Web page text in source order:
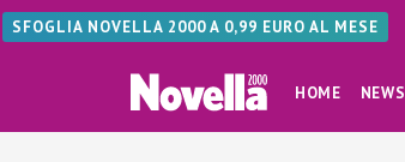
SFOGLIA NOVELLA 2000 A 0,99 EURO AL MESE
HOME NEWS